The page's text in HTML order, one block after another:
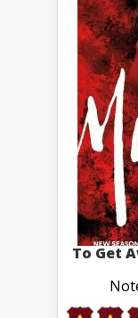
To Get